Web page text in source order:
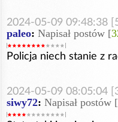
2024-05-09 09:48:38
paleo: Napisał postów [
Policja niech stanie z
2024-05-09 08:05:04
siwy72: Napisał postów [